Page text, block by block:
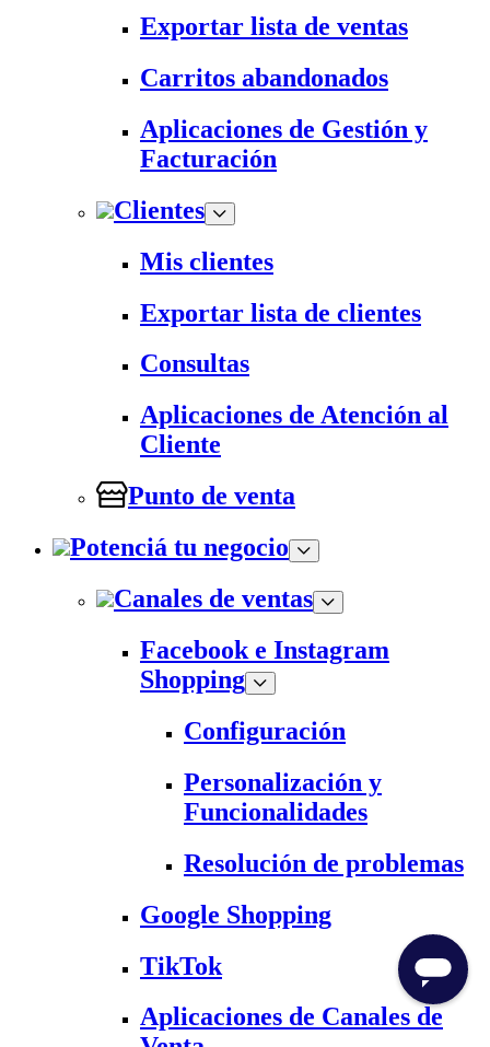
Exportar lista de ventas
Carritos abandonados
Aplicaciones de Gestión y
Facturación
Clientes
Mis clientes
Exportar lista de clientes
Consultas
Aplicaciones de Atención al
Cliente
Punto de venta
Potenciá tu negocio
Canales de ventas
Facebook e Instagram
Shopping
Configuración
Personalización y
Funcionalidades
Resolución de problemas
Google Shopping
TikTok
Aplicaciones de Canales de